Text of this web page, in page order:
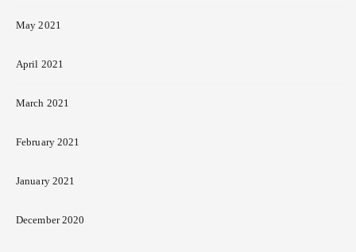
May 2021
April 2021
March 2021
February 2021
January 2021
December 2020